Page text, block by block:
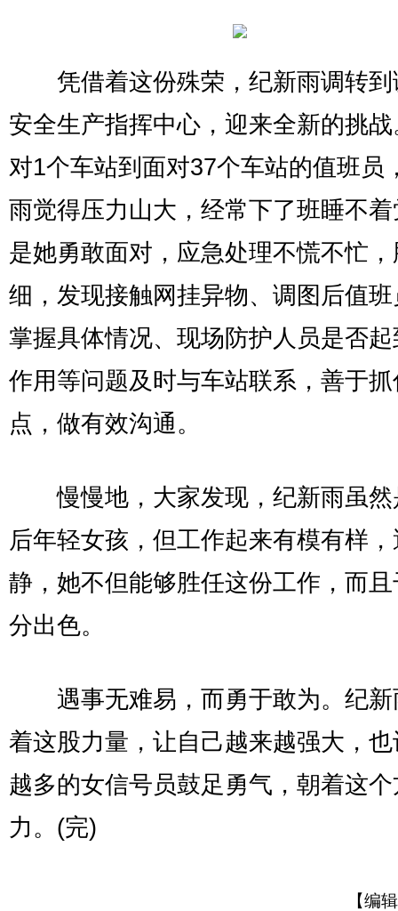
凭借着这份殊荣，纪新雨调转到
安全生产指挥中心，迎来全新的挑
对1个车站到面对37个车站的值班员
雨觉得压力山大，经常下了班睡不
是她勇敢面对，应急处理不慌不忙
细，发现接触网挂异物、调图后值
掌握具体情况、现场防护人员是否
作用等问题及时与车站联系，善于
点，做有效沟通。
慢慢地，大家发现，纪新雨虽然
后年轻女孩，但工作起来有模有样
静，她不但能够胜任这份工作，而
分出色。
遇事无难易，而勇于敢为。纪新
着这股力量，让自己越来越强大，
越多的女信号员鼓足勇气，朝着这
力。(完)
【编